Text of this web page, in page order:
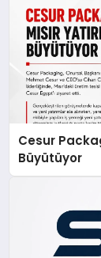
Cesur
Büyütüyor